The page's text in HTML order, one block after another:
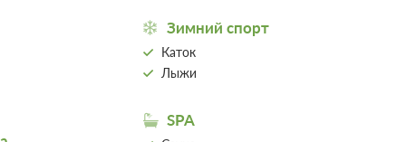
Ванная комната в номере
10 200
Зимний спорт
Каток
Лыжи
SPA